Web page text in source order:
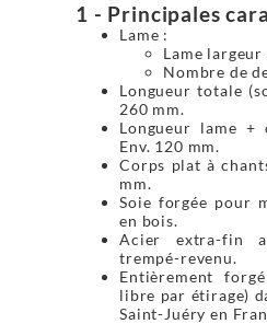
1 - Principales
Lame :
Lame largeur
Nombre de
Longueur totale
260 mm.
Longueur lame +
Env. 120 mm.
Corps plat à
mm.
Soie forgée pour
en bois.
Acier extra-fin
trempé-revenu.
Entièrement
libre par étirage)
Saint-Juéry en